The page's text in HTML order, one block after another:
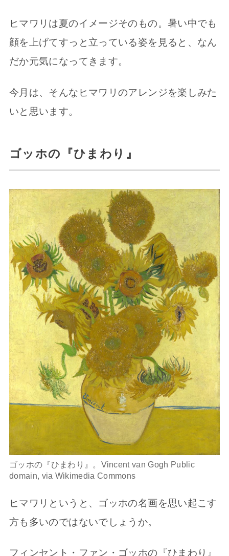
ヒマワリは夏のイメージそのもの。暑い中でも
顔を上げてすっと立っている姿を見ると、なん
だか元気になってきます。
今月は、そんなヒマワリのアレンジを楽しみた
いと思います。
ゴッホの『ひまわり』
ゴッホの『ひまわり』。Vincent van Gogh Public
domain, via Wikimedia Commons
ヒマワリというと、ゴッホの名画を思い起こす
方も多いのではないでしょうか。
フィンセント・ファン・ゴッホの『ひまわり』